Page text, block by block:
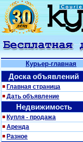
Курьер-главная
Доска объявлений
Главная страница
Дать объявление
Недвижимость
Купля - продажа
Аренда
Разное